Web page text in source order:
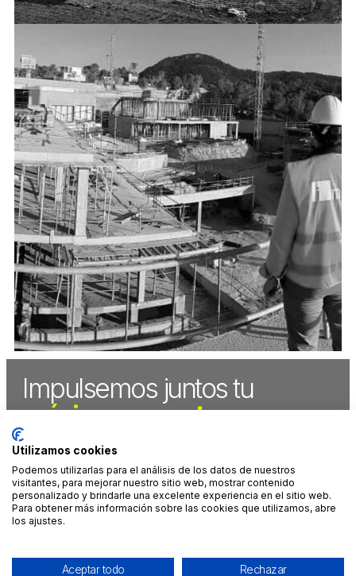
Impulsemos juntos tu
próximo proyecto.
Empecemos hoy.
CONTÁCTANOS
MADRID
+34 912 900
CANCÚN
Cancún
LINKEDIN
AVISO LEGAL
AMBIENTE
Utilizamos cookies
Podemos utilizarlas para el análisis de los datos de nuestros
visitantes, para mejorar nuestro sitio web, mostrar contenido
personalizado y brindarle una excelente experiencia en el sitio web.
Para obtener más información sobre las cookies que utilizamos, abre
los ajustes.
Aceptar todo Rechazar